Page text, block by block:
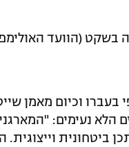
בשקט (הוועד
הלא נעימים:
ביטחונית